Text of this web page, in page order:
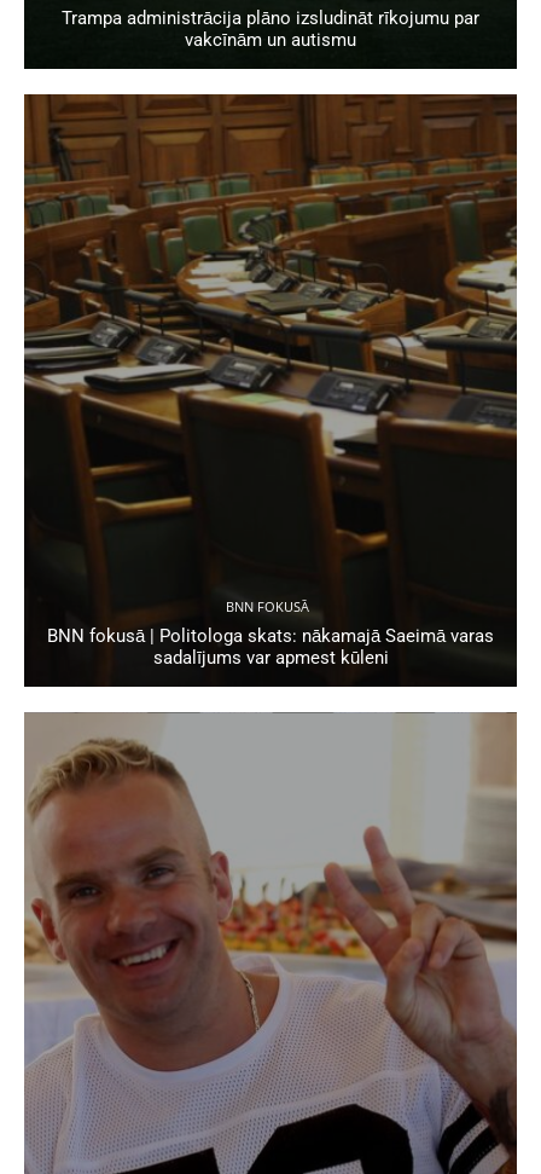
Trampa administrācija plāno izsludināt rīkojumu par
vakcīnām un autismu
BNN FOKUSĀ
BNN fokusā | Politologa skats: nākamajā Saeimā varas
sadalījums var apmest kūleni